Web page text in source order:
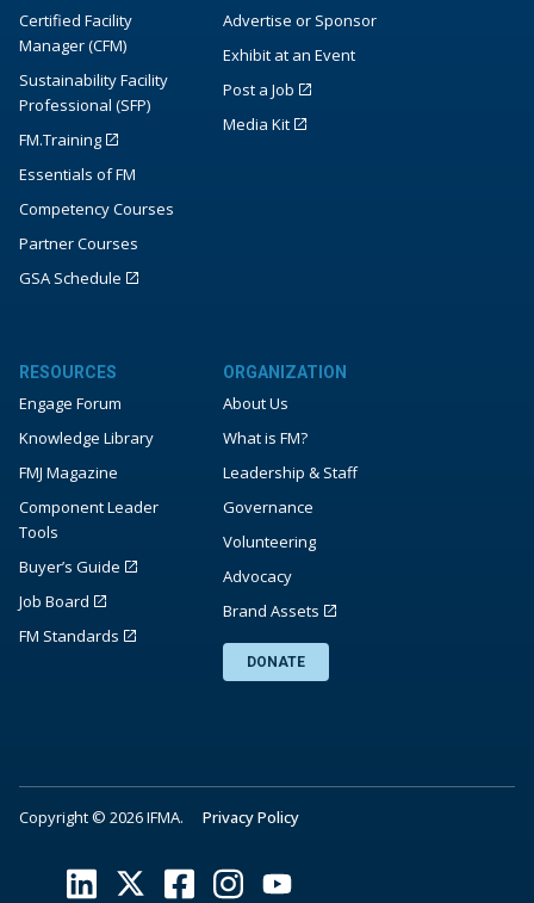
Certified Facility
Manager (CFM)
Sustainability Facility
Professional (SFP)
FM.Training
Essentials of FM
Competency Courses
Partner Courses
GSA Schedule
Advertise or Sponsor
Exhibit at an Event
Post a Job
Media Kit
RESOURCES
Engage Forum
Knowledge Library
FMJ Magazine
Component Leader
Tools
Buyer’s Guide
Job Board
FM Standards
ORGANIZATION
About Us
What is FM?
Leadership & Staff
Governance
Volunteering
Advocacy
Brand Assets
DONATE
Copyright © 2026 IFMA. Privacy Policy